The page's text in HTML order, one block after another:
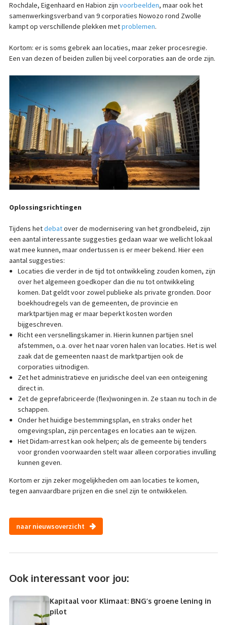
Rochdale, Eigenhaard en Habion zijn voorbeelden, maar ook het
samenwerkingsverband van 9 corporaties Nowozo rond Zwolle
kampt op verschillende plekken metproblemen.
Kortom: er is soms gebrek aan locaties, maar zeker procesregie.
Een van dezen of beiden zullen bij veel corporaties aan de orde zijn.
Oplossingsrichtingen
Tijdens hetdebatover de modernisering van het grondbeleid, zijn
een aantal interessante suggesties gedaan waar we wellicht lokaal
wat mee kunnen, maar ondertussen is er meer bekend. Hier een
aantal suggesties:
Locaties die verder in de tijd tot ontwikkeling zouden komen, zijn
over het algemeen goedkoper dan die nu tot ontwikkeling
komen. Dat geldt voor zowel publieke als private gronden. Door
boekhoudregels van de gemeenten, de provincie en
marktpartijen mag er maar beperkt kosten worden
bijgeschreven.
Richt een versnellingskamer in. Hierin kunnen partijen snel
afstemmen, o.a. over het naar voren halen van locaties. Het is wel
zaak dat de gemeenten naast de marktpartijen ook de
corporaties uitnodigen.
Zet het administratieve en juridische deel van een onteigening
direct in.
Zet de geprefabriceerde (flex)woningen in. Ze staan nu toch in de
schappen.
Onder het huidige bestemmingsplan, en straks onder het
omgevingsplan, zijn percentages en locaties aan te wijzen.
Het Didam-arrest kan ook helpen; als de gemeente bij tenders
voor gronden voorwaarden stelt waar alleen corporaties invulling
kunnen geven.
Kortom er zijn zeker mogelijkheden om aan locaties te komen,
tegen aanvaardbare prijzen en die snel zijn te ontwikkelen.
naar nieuwsoverzicht
Ook interessant voor jou:
Kapitaal voor Klimaat: BNG’s groene lening in
pilot